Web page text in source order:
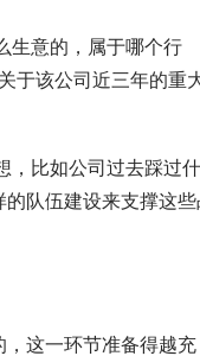
生意的，属于哪个行
于该公司近三年的重
，比如公司过去踩过什
队伍建设来支撑这些
这一环节准备得越充